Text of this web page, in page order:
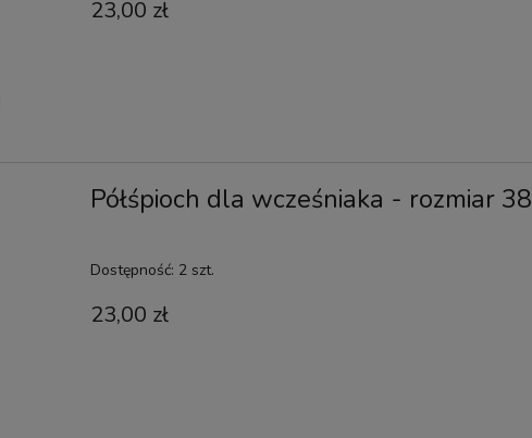
23,00 zł
Półśpioch dla wcześniaka - rozmiar 38
Dostępność: 2 szt.
23,00 zł